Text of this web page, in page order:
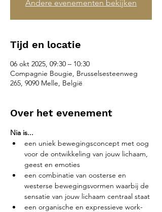
Andere evenementen bekijken
Tijd en locatie
06 okt 2025, 09:30 – 10:30
Compagnie Bougie, Brusselsesteenweg
265, 9090 Melle, België
Over het evenement
Nia is...
een uniek bewegingsconcept met oog
voor de ontwikkeling van jouw lichaam,
geest en emoties
een combinatie van oosterse en
westerse bewegingsvormen waarbij de
sensatie van jouw lichaam centraal staat
een organische en expressieve work-